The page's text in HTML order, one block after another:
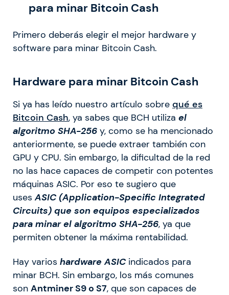
para minar Bitcoin Cash
Primero deberás elegir el mejor hardware y
software para minar Bitcoin Cash.
Hardware para minar Bitcoin Cash
Si ya has leído nuestro artículo sobre qué es
Bitcoin Cash, ya sabes que BCH utiliza el
algoritmo SHA-256 y, como se ha mencionado
anteriormente, se puede extraer también con
GPU y CPU. Sin embargo, la dificultad de la red
no las hace capaces de competir con potentes
máquinas ASIC. Por eso te sugiero que
usesASIC (Application-Specific Integrated
Circuits) que son equipos especializados
para minar el algoritmo SHA-256, ya que
permiten obtener la máxima rentabilidad.
Hay varios hardware ASICindicados para
minar BCH. Sin embargo, los más comunes
son Antminer S9 o S7, que son capaces de